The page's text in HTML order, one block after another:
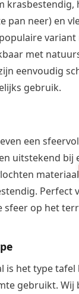
pan neer) en
variant
met
eenvoudig
gebruik.
een
uitstekend bij
Perfect
sfeer op het
is het type
gebruikt. Wij